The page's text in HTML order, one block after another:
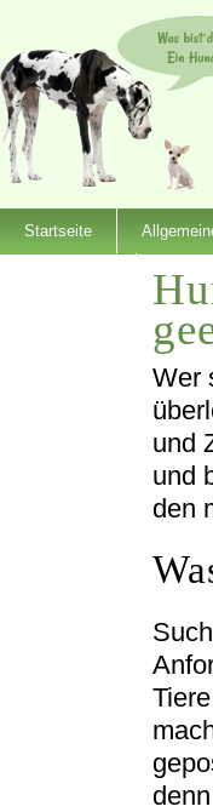
Startseite
Wer
und
und
den